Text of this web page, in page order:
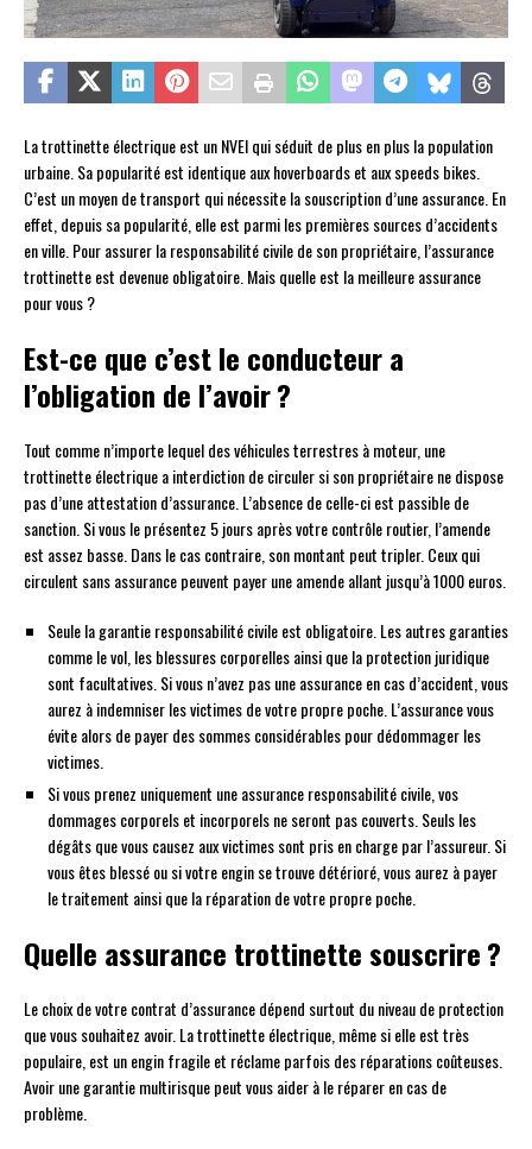
La trottinette électrique est un NVEI qui séduit de plus en plus la population
urbaine. Sa popularité est identique aux hoverboards et aux speeds bikes.
C’est un moyen de transport qui nécessite la souscription d’une assurance. En
effet, depuis sa popularité, elle est parmi les premières sources d’accidents
en ville. Pour assurer la responsabilité civile de son propriétaire, l’assurance
trottinette est devenue obligatoire. Mais quelle est la meilleure assurance
pour vous ?
Est-ce que c’est le conducteur a
l’obligation de l’avoir ?
Tout comme n’importe lequel des véhicules terrestres à moteur, une
trottinette électrique a interdiction de circuler si son propriétaire ne dispose
pas d’une attestation d’assurance. L’absence de celle-ci est passible de
sanction. Si vous le présentez 5 jours après votre contrôle routier, l’amende
est assez basse. Dans le cas contraire, son montant peut tripler. Ceux qui
circulent sans assurance peuvent payer une amende allant jusqu’à 1000 euros.
Seule la garantie responsabilité civile est obligatoire. Les autres garanties
comme le vol, les blessures corporelles ainsi que la protection juridique
sont facultatives. Si vous n’avez pas une assurance en cas d’accident, vous
aurez à indemniser les victimes de votre propre poche. L’assurance vous
évite alors de payer des sommes considérables pour dédommager les
victimes.
Si vous prenez uniquement une assurance responsabilité civile, vos
dommages corporels et incorporels ne seront pas couverts. Seuls les
dégâts que vous causez aux victimes sont pris en charge par l’assureur. Si
vous êtes blessé ou si votre engin se trouve détérioré, vous aurez à payer
le traitement ainsi que la réparation de votre propre poche.
Quelle assurance trottinette souscrire ?
Le choix de votre contrat d’assurance dépend surtout du niveau de protection
que vous souhaitez avoir. La trottinette électrique, même si elle est très
populaire, est un engin fragile et réclame parfois des réparations coûteuses.
Avoir une garantie multirisque peut vous aider à le réparer en cas de
problème.